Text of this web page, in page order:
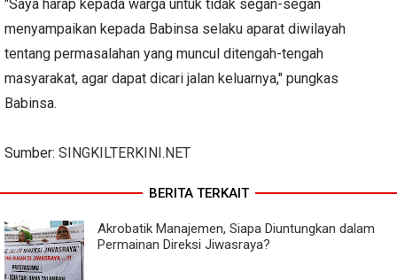
"Saya harap kepada warga untuk tidak segan-segan
menyampaikan kepada Babinsa selaku aparat diwilayah
tentang permasalahan yang muncul ditengah-tengah
masyarakat, agar dapat dicari jalan keluarnya," pungkas
Babinsa.
Sumber: SINGKILTERKINI.NET
BERITA TERKAIT
Akrobatik Manajemen, Siapa Diuntungkan dalam
Permainan Direksi Jiwasraya?